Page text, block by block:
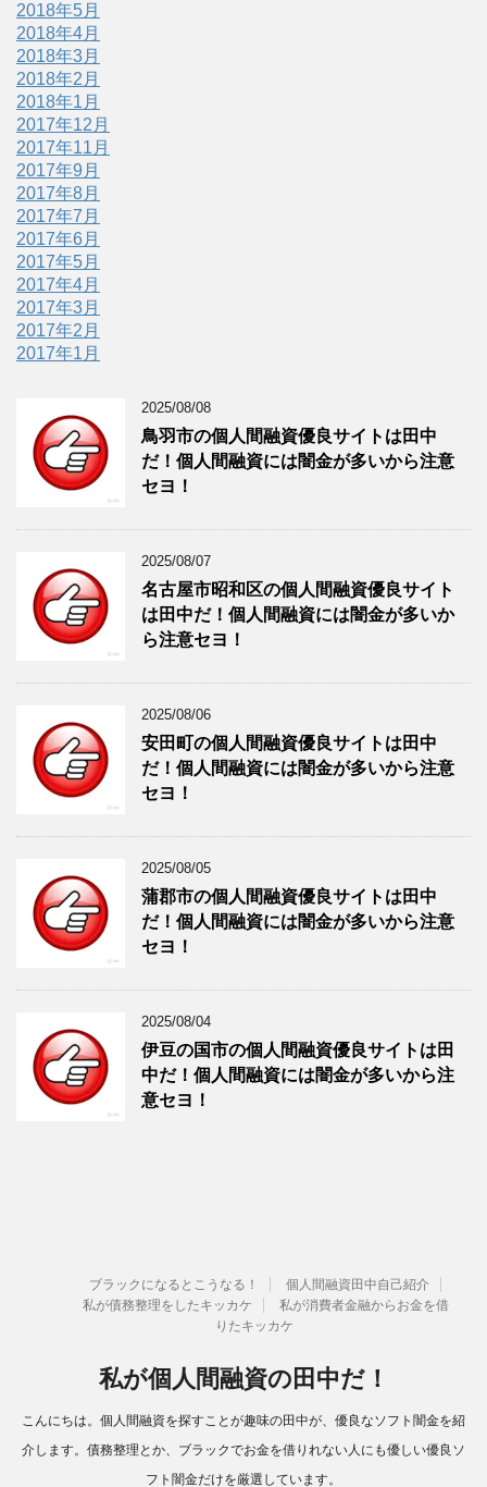
2018年5月
2018年4月
2018年3月
2018年2月
2018年1月
2017年12月
2017年11月
2017年9月
2017年8月
2017年7月
2017年6月
2017年5月
2017年4月
2017年3月
2017年2月
2017年1月
2025/08/08
鳥羽市の個人間融資優良サイトは田中
だ！個人間融資には闇金が多いから注意
セヨ！
2025/08/07
名古屋市昭和区の個人間融資優良サイト
は田中だ！個人間融資には闇金が多いか
ら注意セヨ！
2025/08/06
安田町の個人間融資優良サイトは田中
だ！個人間融資には闇金が多いから注意
セヨ！
2025/08/05
蒲郡市の個人間融資優良サイトは田中
だ！個人間融資には闇金が多いから注意
セヨ！
2025/08/04
伊豆の国市の個人間融資優良サイトは田
中だ！個人間融資には闇金が多いから注
意セヨ！
ブラックになるとこうなる！
個人間融資田中自己紹介
私が債務整理をしたキッカケ
私が消費者金融からお金を借
りたキッカケ
私が個人間融資の田中だ！
こんにちは。個人間融資を探すことが趣味の田中が、優良なソフト闇金を紹
介します。債務整理とか、ブラックでお金を借りれない人にも優しい優良ソ
フト闇金だけを厳選しています。